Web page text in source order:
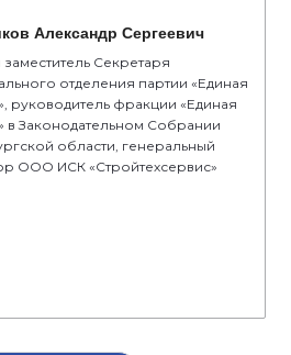
Александр Сергеевич
Секретаря
отделения партии «Единая
руководитель фракции «Единая
в Законодательном Собрании
области, генеральный
ООО ИСК «Стройтехсервис»